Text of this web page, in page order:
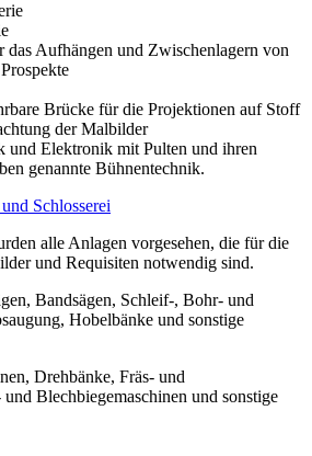
das Aufhängen und Zwischenlagern von
Brücke für die Projektionen auf Stoff
der Malbilder
und Elektronik mit Pulten und ihren
genannte Bühnentechnik.
Schlosserei
alle Anlagen vorgesehen, die für die
und Requisiten notwendig sind.
Bandsägen, Schleif-, Bohr- und
Hobelbänke und sonstige
Drehbänke, Fräs- und
Blechbiegemaschinen und sonstige